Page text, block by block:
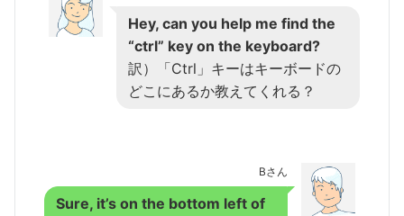
Hey, can you help me find the
“ctrl” key on the keyboard?
訳）「Ctrl」キーはキーボードの
どこにあるか教えてくれる？
Bさん
Sure, it’s on the bottom left of